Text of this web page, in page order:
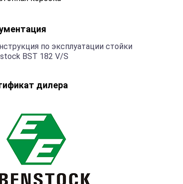
по эксплуатации стойки
BST 182 V/S
дилера